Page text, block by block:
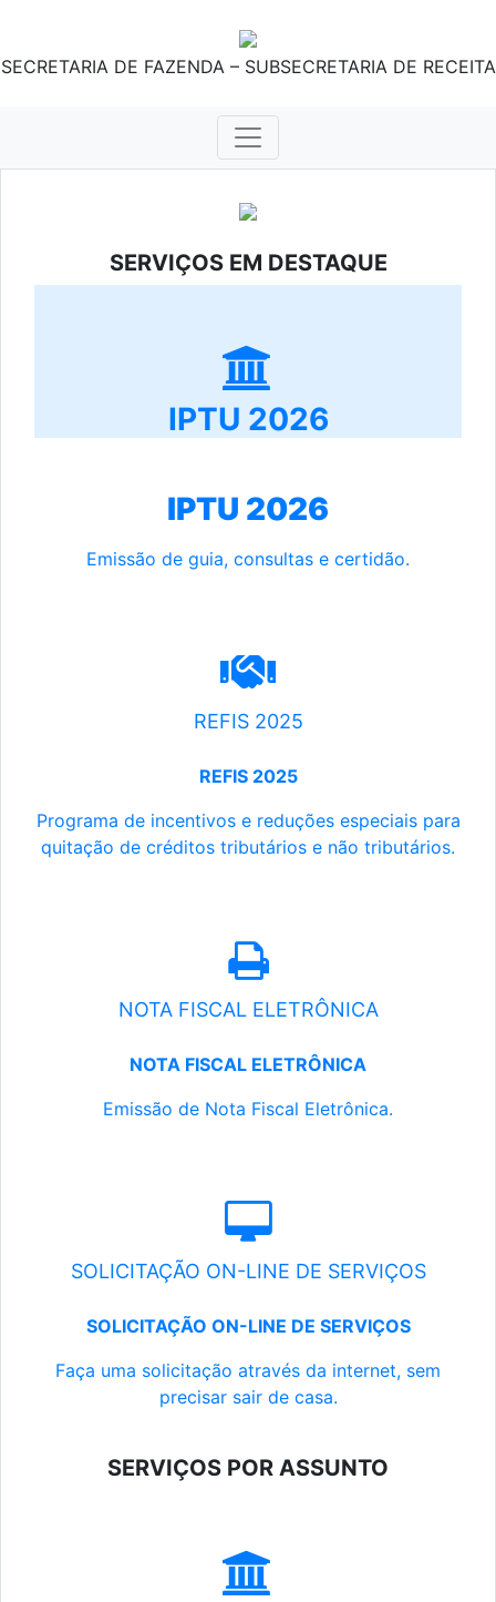
SECRETARIA DE FAZENDA – SUBSECRETARIA DE RECEITA
SERVIÇOS EM DESTAQUE
IPTU 2026
IPTU 2026
Emissão de guia, consultas e certidão.
REFIS 2025
REFIS 2025
Programa de incentivos e reduções especiais para
quitação de créditos tributários e não tributários.
NOTA FISCAL ELETRÔNICA
NOTA FISCAL ELETRÔNICA
Emissão de Nota Fiscal Eletrônica.
SOLICITAÇÃO ON-LINE DE SERVIÇOS
SOLICITAÇÃO ON-LINE DE SERVIÇOS
Faça uma solicitação através da internet, sem
precisar sair de casa.
SERVIÇOS POR ASSUNTO